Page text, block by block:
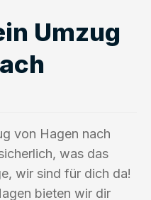
Umzug
von Hagen nach
was das
wir sind für dich da!
bieten wir dir